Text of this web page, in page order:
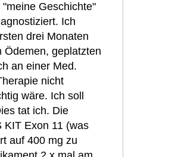
Geschichte"
Ich
drei Monaten
Ödemen, geplatzten
an einer Med.
nicht
wäre. Ich soll
tat ich. Die
KIT Exon 11 (was
auf 400 mg zu